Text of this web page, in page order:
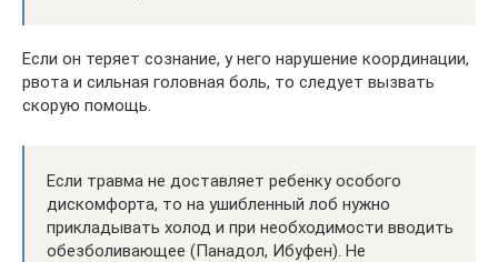
Если он теряет сознание, у него нарушение координации,
рвота и сильная головная боль, то следует вызвать
скорую помощь.
Если травма не доставляет ребенку особого
дискомфорта, то на ушибленный лоб нужно
прикладывать холод и при необходимости вводить
обезболивающее (Панадол, Ибуфен). Не